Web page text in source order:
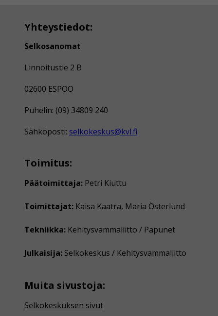
Yhteystiedot:
Selkosanomat
Linnoitustie 2 B
02600 ESPOO
Puhelin: (09) 34809 240
Sähköposti: selkokeskus@kvl.fi
Toimitus:
Päätoimittaja: Petri Kiuttu
Toimittajat: Kaisa Kaatra, Maria Österlund
Tekniikka: Kehitysvammaliitto / Papunet
Julkaisija: Selkokeskus / Kehitysvammaliitto
Muita sivustoja:
Selkokeskuksen sivut